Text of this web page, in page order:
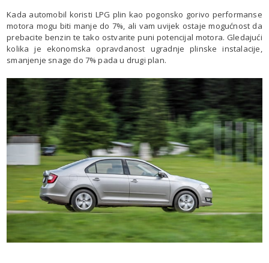
Kada automobil koristi LPG plin kao pogonsko gorivo performanse
motora mogu biti manje do 7%, ali vam uvijek ostaje mogućnost da
prebacite benzin te tako ostvarite puni potencijal motora. Gledajući
kolika je ekonomska opravdanost ugradnje plinske instalacije,
smanjenje snage do 7% pada u drugi plan.